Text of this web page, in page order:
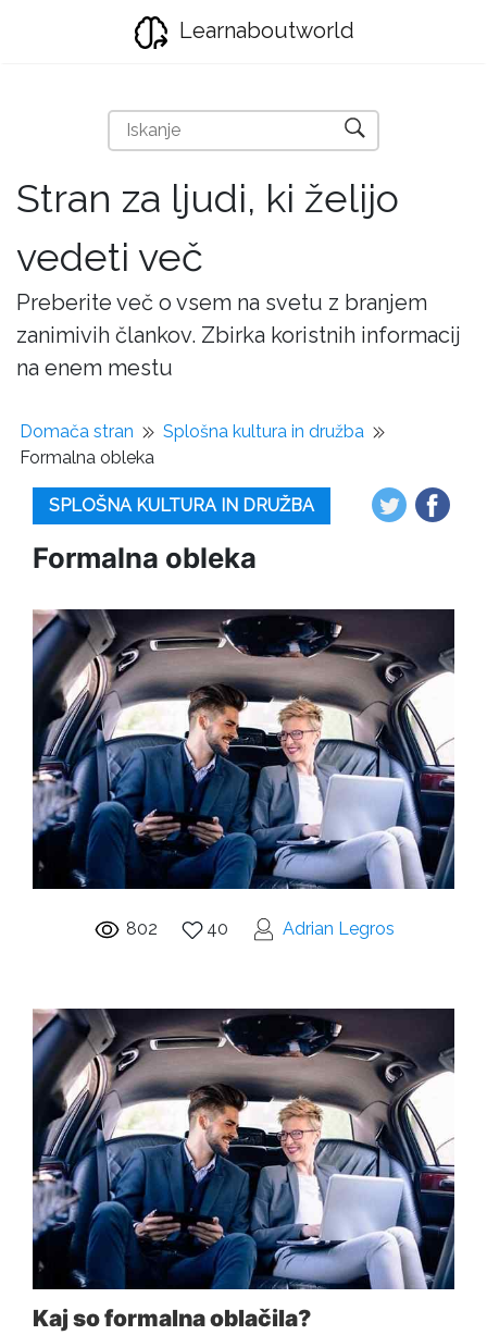
Learnaboutworld
Stran za ljudi, ki želijo
vedeti več
Preberite več o vsem na svetu z branjem
zanimivih člankov. Zbirka koristnih informacij
na enem mestu
Domača stran
Splošna kultura in družba
Formalna obleka
SPLOŠNA KULTURA IN DRUŽBA
Formalna obleka
802 40 Adrian Legros
Kaj so formalna oblačila?